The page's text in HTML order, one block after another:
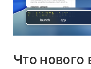
Что нового